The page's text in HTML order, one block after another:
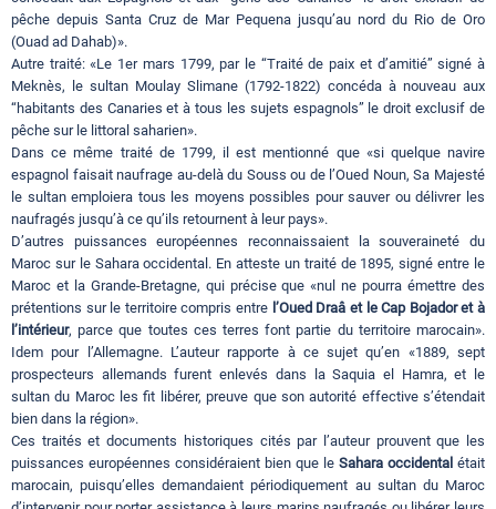
pêche depuis Santa Cruz de Mar Pequena jusqu’au nord du Rio de Oro
(Ouad ad Dahab)».
Autre traité: «Le 1er mars 1799, par le “Traité de paix et d’amitié” signé à
Meknès, le sultan Moulay Slimane (1792-1822) concéda à nouveau aux
“habitants des Canaries et à tous les sujets espagnols” le droit exclusif de
pêche sur le littoral saharien».
Dans ce même traité de 1799, il est mentionné que «si quelque navire
espagnol faisait naufrage au-delà du Souss ou de l’Oued Noun, Sa Majesté
le sultan emploiera tous les moyens possibles pour sauver ou délivrer les
naufragés jusqu’à ce qu’ils retournent à leur pays».
D’autres puissances européennes reconnaissaient la souveraineté du
Maroc sur le Sahara occidental. En atteste un traité de 1895, signé entre le
Maroc et la Grande-Bretagne, qui précise que «nul ne pourra émettre des
prétentions sur le territoire compris entre l’Oued Draâ et le Cap Bojador et à
l’intérieur, parce que toutes ces terres font partie du territoire marocain».
Idem pour l’Allemagne. L’auteur rapporte à ce sujet qu’en «1889, sept
prospecteurs allemands furent enlevés dans la Saquia el Hamra, et le
sultan du Maroc les fit libérer, preuve que son autorité effective s’étendait
bien dans la région».
Ces traités et documents historiques cités par l’auteur prouvent que les
puissances européennes considéraient bien que le Sahara occidental était
marocain, puisqu’elles demandaient périodiquement au sultan du Maroc